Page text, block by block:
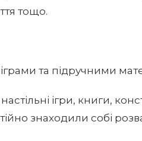
тощо.
та підручними
настільні ігри, книги,
знаходили собі